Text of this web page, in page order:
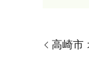
高崎市